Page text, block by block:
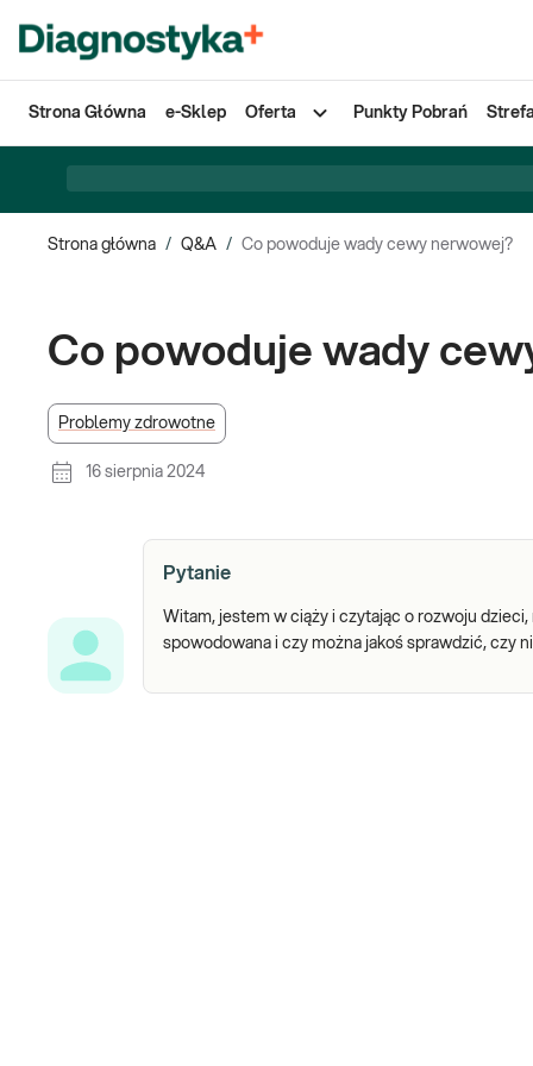
Strona Główna e-Sklep Oferta Punkty Pobrań
Strona główna / Q&A / Co powoduje wady cewy nerwowej?
Co powoduje wady
Problemy zdrowotne
16 sierpnia 2024
Pytanie
Witam, jestem w ciąży i czytając o rozwoju
spowodowana i czy można jakoś sprawdzić, czy